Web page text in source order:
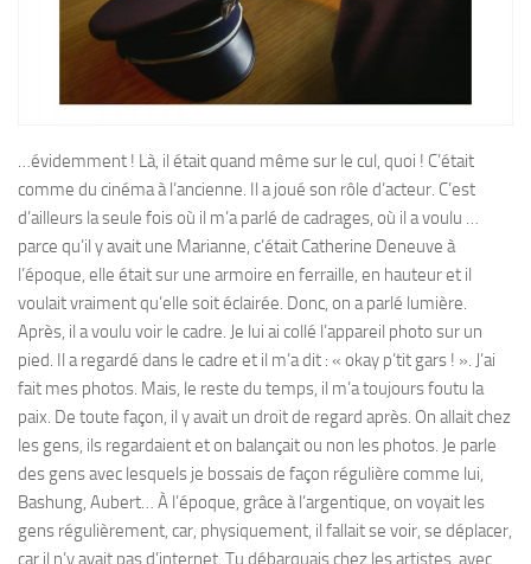
…évidemment ! Là, il était quand même sur le cul, quoi ! C’était
comme du cinéma à l’ancienne. Il a joué son rôle d’acteur. C’est
d’ailleurs la seule fois où il m’a parlé de cadrages, où il a voulu …
parce qu’il y avait une Marianne, c’était Catherine Deneuve à
l’époque, elle était sur une armoire en ferraille, en hauteur et il
voulait vraiment qu’elle soit éclairée. Donc, on a parlé lumière.
Après, il a voulu voir le cadre. Je lui ai collé l’appareil photo sur un
pied. Il a regardé dans le cadre et il m’a dit : « okay p’tit gars ! ». J’ai
fait mes photos. Mais, le reste du temps, il m’a toujours foutu la
paix. De toute façon, il y avait un droit de regard après. On allait chez
les gens, ils regardaient et on balançait ou non les photos. Je parle
des gens avec lesquels je bossais de façon régulière comme lui,
Bashung, Aubert… À l’époque, grâce à l’argentique, on voyait les
gens régulièrement, car, physiquement, il fallait se voir, se déplacer,
car il n’y avait pas d’internet. Tu débarquais chez les artistes, avec